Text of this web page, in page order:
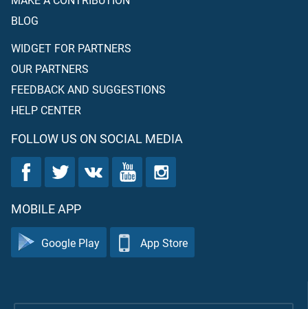
BLOG
WIDGET FOR PARTNERS
OUR PARTNERS
FEEDBACK AND SUGGESTIONS
HELP CENTER
FOLLOW US ON SOCIAL MEDIA
MOBILE APP
Google Play App Store